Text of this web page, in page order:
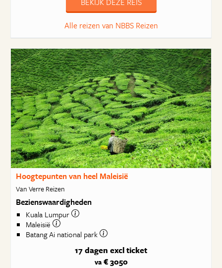
Alle reizen van NBBS Reizen
Hoogtepunten van heel Maleisië
Van Verre Reizen
Bezienswaardigheden
Kuala Lumpur
Maleisië
Batang Ai national park
17 dagen excl ticket
va€ 3050